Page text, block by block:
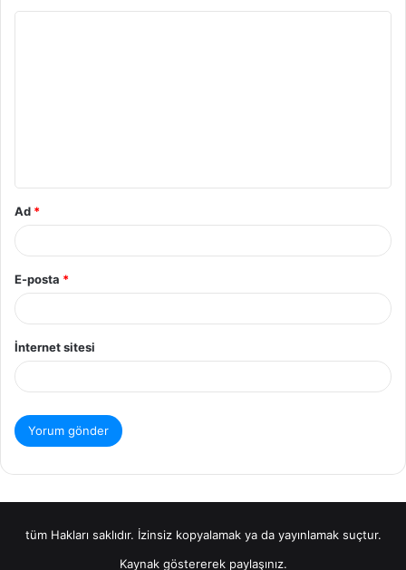
Ad *
E-posta *
İnternet sitesi
tüm Hakları saklıdır. İzinsiz kopyalamak ya da yayınlamak suçtur.
Kaynak göstererek paylaşınız.